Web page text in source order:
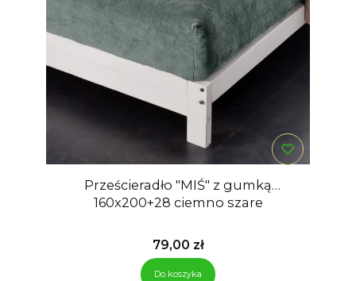
Prześcieradło "MIŚ" z gumką
160x200+28 ciemno szare
Cena
79,00 zł
Do koszyka